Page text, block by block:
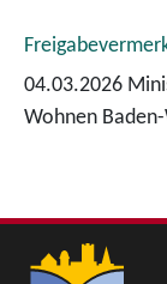
04.03.2026
Wohnen